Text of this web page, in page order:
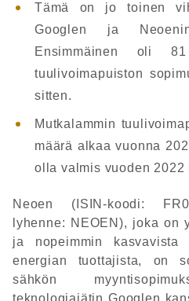
Tämä on jo toinen
Googlen ja
Ensimmäinen oli
tuulivoimapuiston
sitten.
Mutkalammin
määrä alkaa vuonna
olla valmis vuoden 2022
Neoen (ISIN-koodi:
lyhenne: NEOEN), joka on
ja nopeimmin kasvavista
energian tuottajista, on
sähkön
teknologiajätin Googlen